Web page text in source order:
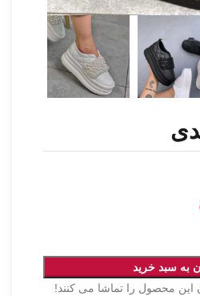
به سبد خرید
این محصول را تماشا می کنند!